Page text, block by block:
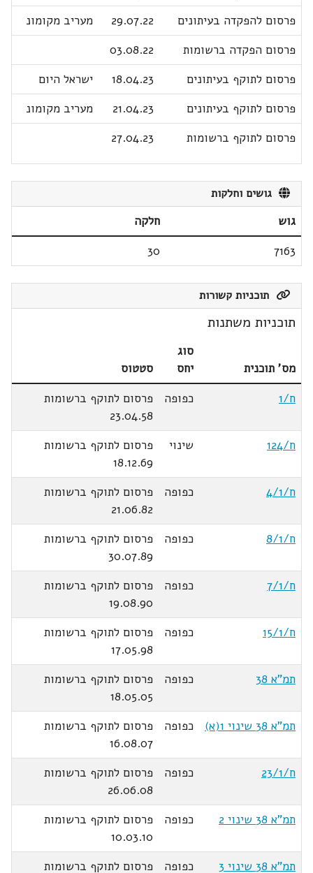
פרסום להפקדה בעיתונים
29.07.22
מעריב מקומונ
פרסום הפקדה ברשומות
03.08.22
פרסום לתוקף בעיתונים
18.04.23
ישראל היום
פרסום לתוקף בעיתונים
21.04.23
מעריב מקומונ
פרסום לתוקף ברשומות
27.04.23
גושים וחלקות
גוש
חלקה
7163
30
תוכניות קשורות
תוכניות משתנות
מס' תוכנית
סוג
יחס
סטטוס
ח/1
כפופה
פרסום לתוקף ברשומות
23.04.58
ח/124
שינוי
פרסום לתוקף ברשומות
18.12.69
ח/4/1
כפופה
פרסום לתוקף ברשומות
21.06.82
ח/8/1
כפופה
פרסום לתוקף ברשומות
30.07.89
ח/7/1
כפופה
פרסום לתוקף ברשומות
19.08.90
ח/15/1
כפופה
פרסום לתוקף ברשומות
17.05.98
תמ"א 38
כפופה
פרסום לתוקף ברשומות
18.05.05
תמ"א 38 שינוי 1(א)
כפופה
פרסום לתוקף ברשומות
16.08.07
ח/23/1
כפופה
פרסום לתוקף ברשומות
26.06.08
תמ"א 38 שינוי 2
כפופה
פרסום לתוקף ברשומות
10.03.10
תמ"א 38 שינוי 3
כפופה
פרסום לתוקף ברשומות